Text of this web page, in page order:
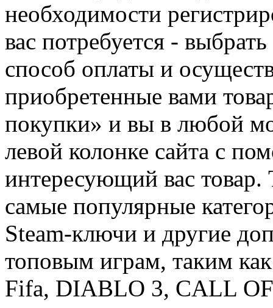
необходимости
вас потребуется -
способ оплаты и
приобретенные вами
покупки» и вы в любой
левой колонке сайта с
интересующий вас
самые популярные
Steam-ключи и другие
топовым играм, таким
Fifa, DIABLO 3, CALL